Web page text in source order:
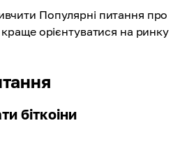
Популярні питання про
орієнтуватися на ринку
біткоіни